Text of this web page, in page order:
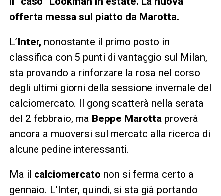
offerta messa sul piatto da Marotta.
L’Inter, nonostante il primo posto in
classifica con 5 punti di vantaggio sul Milan,
sta provando a rinforzare la rosa nel corso
degli ultimi giorni della sessione invernale del
calciomercato. Il gong scatterà nella serata
del 2 febbraio, ma Beppe Marotta proverà
ancora a muoversi sul mercato alla ricerca di
alcune pedine interessanti.
Ma il calciomercato non si ferma certo a
gennaio. L’Inter, quindi, si sta già portando